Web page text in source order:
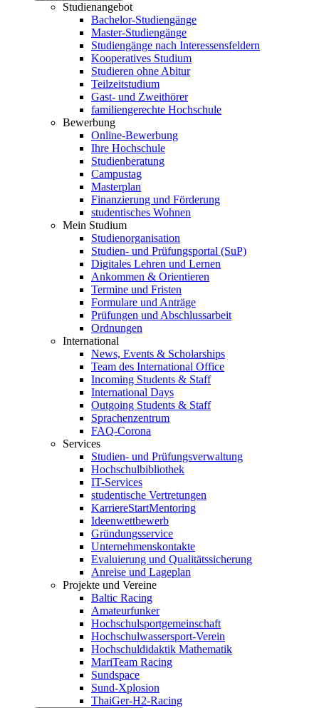
Studienangebot
Bachelor-Studiengänge
Master-Studiengänge
Studiengänge nach Interessensfeldern
Kooperatives Studium
Studieren ohne Abitur
Teilzeitstudium
Gast- und Zweithörer
familiengerechte Hochschule
Bewerbung
Online-Bewerbung
Ihre Hochschule
Studienberatung
Campustag
Masterplan
Finanzierung und Förderung
studentisches Wohnen
Mein Studium
Studienorganisation
Studien- und Prüfungsportal (SuP)
Digitales Lehren und Lernen
Ankommen & Orientieren
Termine und Fristen
Formulare und Anträge
Prüfungen und Abschlussarbeit
Ordnungen
International
News, Events & Scholarships
Team des International Office
Incoming Students & Staff
International Days
Outgoing Students & Staff
Sprachenzentrum
FAQ-Corona
Services
Studien- und Prüfungsverwaltung
Hochschulbibliothek
IT-Services
studentische Vertretungen
KarriereStartMentoring
Ideenwettbewerb
Gründungsservice
Unternehmenskontakte
Evaluierung und Qualitätssicherung
Anreise und Lageplan
Projekte und Vereine
Baltic Racing
Amateurfunker
Hochschulsportgemeinschaft
Hochschulwassersport-Verein
Hochschuldidaktik Mathematik
MariTeam Racing
Sundspace
Sund-Xplosion
ThaiGer-H2-Racing